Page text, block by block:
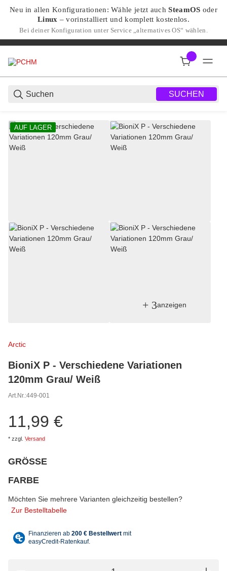
Neu in allen Konfigurationen: Wähle jetzt auchSteamOS oder
Linux – vorinstalliert und komplett kostenlos.
Bei deiner Konfiguration unter Service „alternatives OS“ wählen.
SUCHEN
+ 3anzeigen
AUF LAGER
Arctic
BioniX P - Verschiedene Variationen
120mm Grau/ Weiß
Art.Nr.:449-001
11,99 €
* zzgl. Versand
GRÖSSE
FARBE
Möchten Sie mehrere Varianten gleichzeitig bestellen?
Zur Bestelltabelle